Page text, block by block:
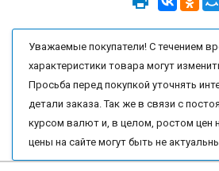
Уважаемые покупатели! С течением
характеристики товара могут
Просьба перед покупкой уточнять
детали заказа. Так же в связи с
курсом валют и, в целом, ростом цен
цены на сайте могут быть не